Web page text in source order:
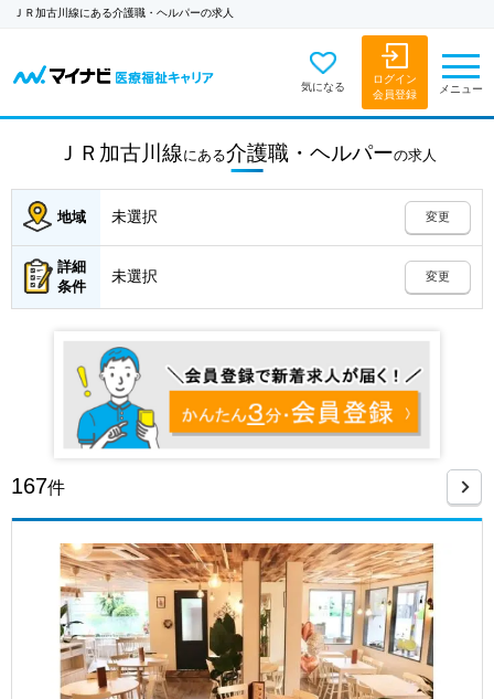
ＪＲ加古川線にある介護職・ヘルパーの求人
気になる
ログイン
会員登録
メニュー
ＪＲ加古川線 にある介護職・ヘルパーの求人
地域 未選択 変更
詳細
条件
未選択 変更
167件